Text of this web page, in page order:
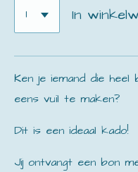
In
Ken je iemand die heel
eens vuil te maken?
Dit is een ideaal kado!
Jij ontvangt een bon